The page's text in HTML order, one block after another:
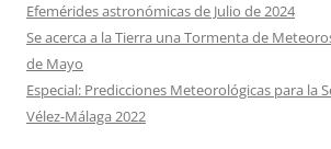
Efemérides astronómicas de Julio de 2024
Se acerca a la Tierra una Tormenta de
de Mayo
Especial: Predicciones Meteorológicas para la
Vélez-Málaga 2022